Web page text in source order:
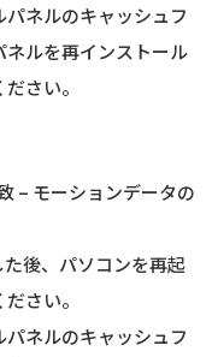
ネルのキャッシュフ
ルを再インストール
さい。
– モーションデータの
後、パソコンを再起
さい。
ネルのキャッシュフ